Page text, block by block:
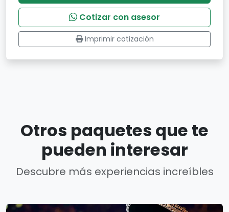
Cotizar con asesor
Imprimir cotización
Otros paquetes que te
pueden interesar
Descubre más experiencias increíbles